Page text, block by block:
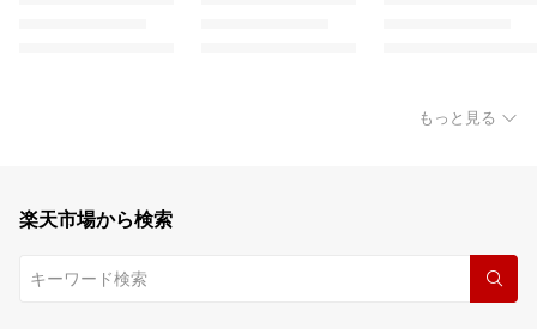
もっと見る
楽天市場から検索